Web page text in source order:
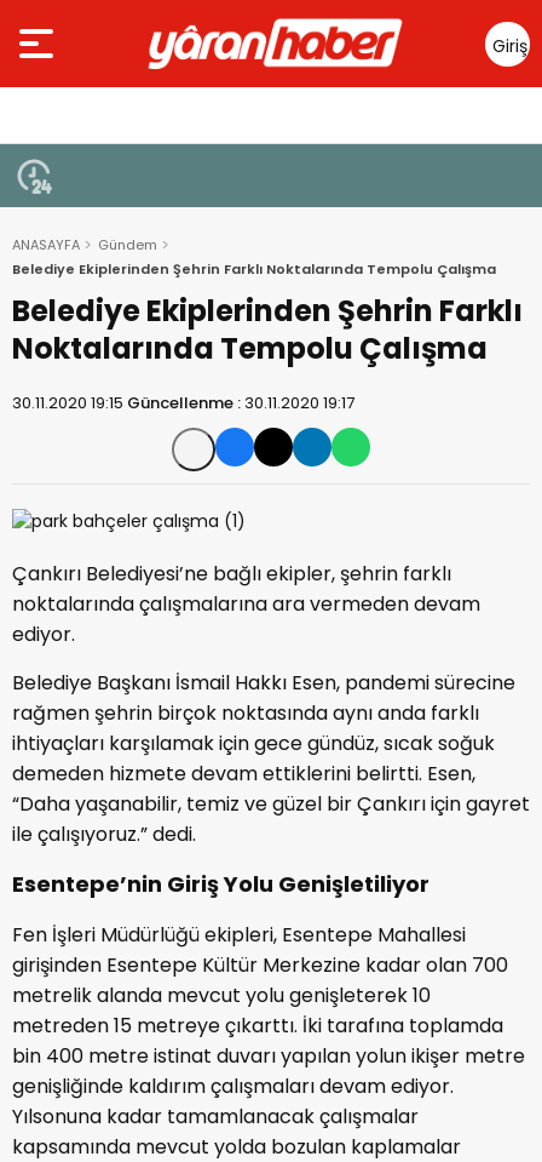
Giriş
Yap
ANASAYFA
Gündem
Belediye Ekiplerinden Şehrin Farklı Noktalarında Tempolu Çalışma
Belediye Ekiplerinden Şehrin Farklı
Noktalarında Tempolu Çalışma
30.11.2020 19:15 Güncellenme :30.11.2020 19:17
Çankırı Belediyesi’ne bağlı ekipler, şehrin farklı
noktalarında çalışmalarına ara vermeden devam
ediyor.
Belediye Başkanı İsmail Hakkı Esen, pandemi sürecine
rağmen şehrin birçok noktasında aynı anda farklı
ihtiyaçları karşılamak için gece gündüz, sıcak soğuk
demeden hizmete devam ettiklerini belirtti. Esen,
“Daha yaşanabilir, temiz ve güzel bir Çankırı için gayret
ile çalışıyoruz.” dedi.
Esentepe’nin Giriş Yolu Genişletiliyor
Fen İşleri Müdürlüğü ekipleri, Esentepe Mahallesi
girişinden Esentepe Kültür Merkezine kadar olan 700
metrelik alanda mevcut yolu genişleterek 10
metreden 15 metreye çıkarttı. İki tarafına toplamda
bin 400 metre istinat duvarı yapılan yolun ikişer metre
genişliğinde kaldırım çalışmaları devam ediyor.
Yılsonuna kadar tamamlanacak çalışmalar
kapsamında mevcut yolda bozulan kaplamalar